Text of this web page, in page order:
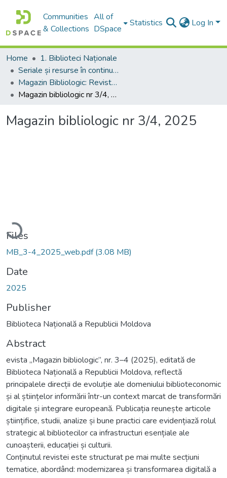
Communities
& Collections
All of
DSpace
Statistics Log In
Home
1. Biblioteci Naționale
Seriale și resurse în continuare
Magazin Bibliologic: Revistă științifică și bibliopraxiologică
Magazin bibliologic nr 3/4, 2025
Magazin bibliologic nr 3/4, 2025
Loading...
Files
MB_3-4_2025_web.pdf(3.08 MB)
Date
2025
Publisher
Biblioteca Națională a Republicii Moldova
Abstract
evista „Magazin bibliologic”, nr. 3–4 (2025), editată de
Biblioteca Națională a Republicii Moldova, reflectă
principalele direcții de evoluție ale domeniului biblioteconomic
și al științelor informării într-un context marcat de transformări
digitale și integrare europeană. Publicația reunește articole
științifice, studii, analize și bune practici care evidențiază rolul
strategic al bibliotecilor ca infrastructuri esențiale ale
cunoașterii, educației și culturii.
Conținutul revistei este structurat pe mai multe secțiuni
tematice, abordând: modernizarea și transformarea digitală a